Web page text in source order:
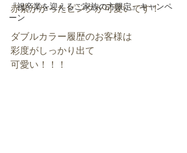
『祝卒業を迎えるご家族の方限定』キャンペ
ーン
赤紫がかったピンクが可愛いです！
ダブルカラー履歴のお客様は
彩度がしっかり出て
可愛い！！！